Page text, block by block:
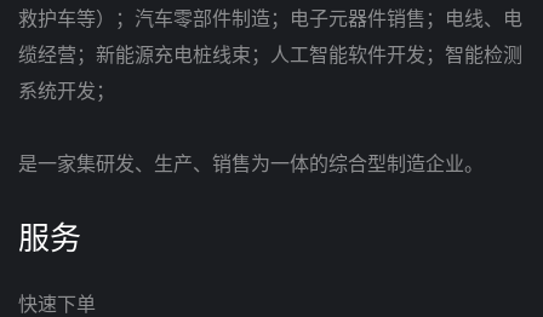
救护车等）；汽车零部件制造；电子元器件销售；电线、电
缆经营；新能源充电桩线束；人工智能软件开发；智能检测
系统开发；
是一家集研发、生产、销售为一体的综合型制造企业。
服务
快速下单